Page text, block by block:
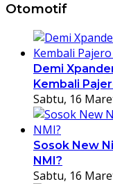
Otomotif
Demi
Kembali
Sabtu, 16
Sosok New
NMI?
Sabtu, 16